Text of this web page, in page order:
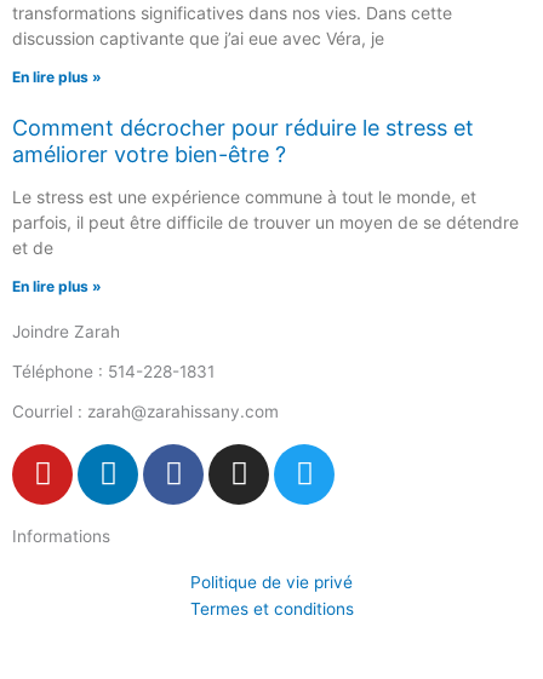
transformations significatives dans nos vies. Dans cette
discussion captivante que j’ai eue avec Véra, je
En lire plus »
Comment décrocher pour réduire le stress et
améliorer votre bien-être ?
Le stress est une expérience commune à tout le monde, et
parfois, il peut être difficile de trouver un moyen de se détendre
et de
En lire plus »
Informations
Politique de vie privé
Termes et conditions
Joindre Zarah
Téléphone : 514-228-1831
Courriel : zarah@zarahissany.com
Y
o
t
L
i
k
F
a
I
n
a
g
T
w
t
e